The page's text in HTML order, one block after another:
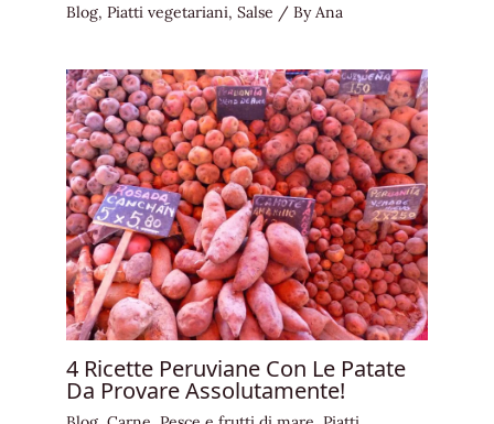
Blog, Piatti vegetariani, Salse / By Ana
4 Ricette Peruviane Con Le Patate
Da Provare Assolutamente!